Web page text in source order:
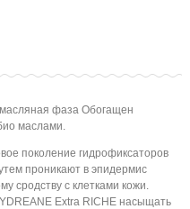
фаза Обогащен
маслами.
поколение гидрофиксаторов
проникают в эпидермис
сродству с клетками кожи.
Extra RICHE насыщать